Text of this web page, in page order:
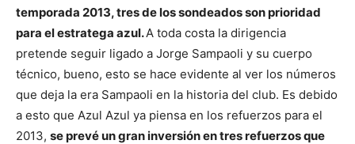
temporada 2013, tres de los sondeados son prioridad
para el estratega azul.A toda costa la dirigencia
pretende seguir ligado a Jorge Sampaoli y su cuerpo
técnico, bueno, esto se hace evidente al ver los números
que deja la era Sampaoli en la historia del club. Es debido
a esto que Azul Azul ya piensa en los refuerzos para el
2013, se prevé un gran inversión en tres refuerzos que